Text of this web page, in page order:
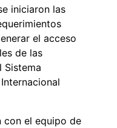
iniciaron las
el acceso
de las
Sistema
con el equipo de